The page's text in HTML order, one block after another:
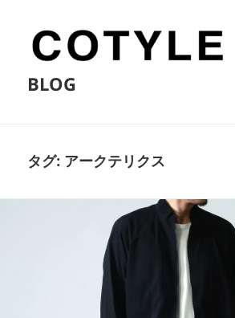
BLOG
タグ: アークテリクス